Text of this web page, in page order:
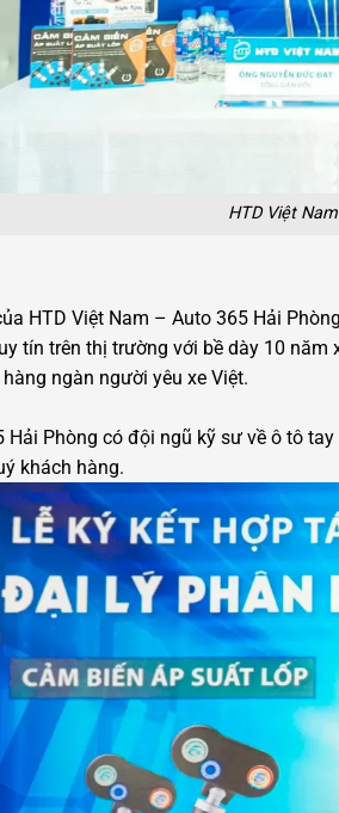
HTD Việt
HTD Việt Nam – Auto 365 Hải
tín trên thị trường với bề dày 10
ngàn người yêu xe Việt.
Hải Phòng có đội ngũ kỹ sư về ô tô
khách hàng.